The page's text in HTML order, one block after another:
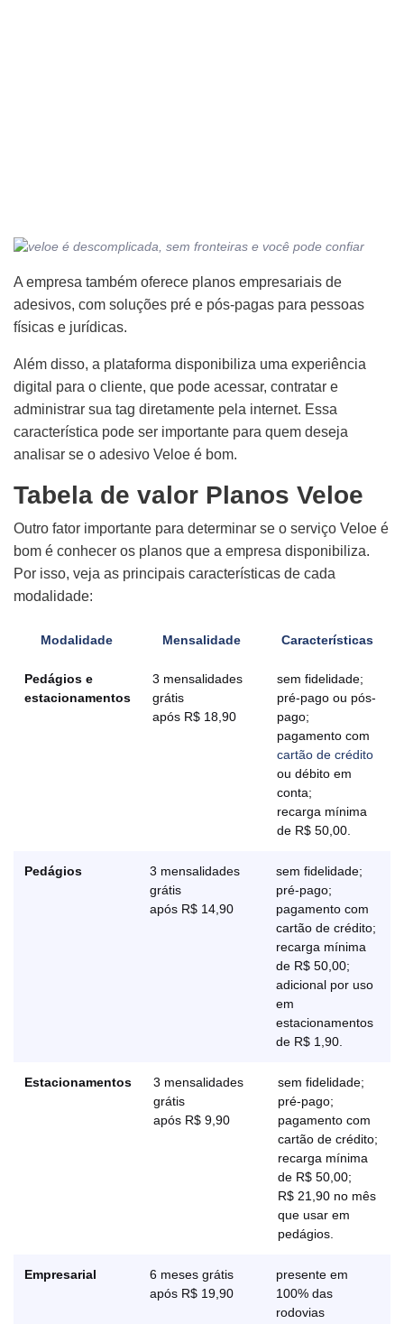
A empresa também oferece planos empresariais de
adesivos, com soluções pré e pós-pagas para pessoas
físicas e jurídicas.
Além disso, a plataforma disponibiliza uma experiência
digital para o cliente, que pode acessar, contratar e
administrar sua tag diretamente pela internet. Essa
característica pode ser importante para quem deseja
analisar se o adesivo Veloe é bom.
Tabela de valor Planos Veloe
Outro fator importante para determinar se o serviço Veloe é
bom é conhecer os planos que a empresa disponibiliza.
Por isso, veja as principais características de cada
modalidade:
Modalidade Mensalidade Características
Pedágios e
estacionamentos
3 mensalidades
grátis
após R$ 18,90
sem fidelidade;
pré-pago ou pós-
pago;
pagamento com
cartão de crédito
ou débito em
conta;
recarga mínima
de R$ 50,00.
Pedágios
3 mensalidades
grátis
após R$ 14,90
sem fidelidade;
pré-pago;
pagamento com
cartão de crédito;
recarga mínima
de R$ 50,00;
adicional por uso
em
estacionamentos
de R$ 1,90.
Estacionamentos
3 mensalidades
grátis
após R$ 9,90
sem fidelidade;
pré-pago;
pagamento com
cartão de crédito;
recarga mínima
de R$ 50,00;
R$ 21,90 no mês
que usar em
pedágios.
Empresarial
6 meses grátis
após R$ 19,90
presente em
100% das
rodovias